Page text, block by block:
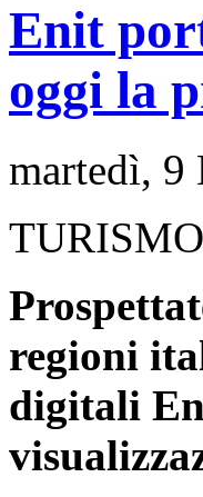
Enit
oggi la
martedì, 9
TURISMO
regioni
digitali